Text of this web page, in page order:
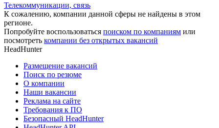
Телекоммуникации, связь
К сожалению, компании данной сферы не найдены в этом
регионе.
Попробуйте воспользоваться поиском по компаниям или
посмотреть компании без открытых вакансий
HeadHunter
Размещение вакансий
Поиск по резюме
О компании
Наши вакансии
Реклама на сайте
Требования к ПО
Безопасный HeadHunter